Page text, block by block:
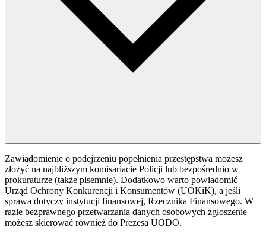
Zawiadomienie o podejrzeniu popełnienia przestępstwa możesz
złożyć na najbliższym komisariacie Policji lub bezpośrednio w
prokuraturze (także pisemnie). Dodatkowo warto powiadomić
Urząd Ochrony Konkurencji i Konsumentów (UOKiK), a jeśli
sprawa dotyczy instytucji finansowej, Rzecznika Finansowego. W
razie bezprawnego przetwarzania danych osobowych zgłoszenie
możesz skierować również do Prezesa UODO.